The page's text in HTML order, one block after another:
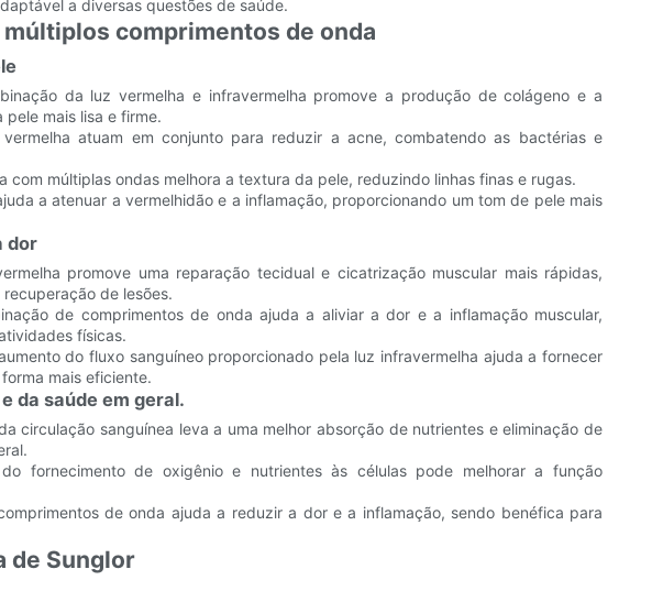
a diversas questões de saúde.
comprimentos de onda
da luz vermelha e infravermelha promove a produção de colágeno e a
pele mais lisa e firme.
atuam em conjunto para reduzir a acne, combatendo as bactérias e
com múltiplas ondas melhora a textura da pele, reduzindo linhas finas e rugas.
a atenuar a vermelhidão e a inflamação, proporcionando um tom de pele mais
dor
promove uma reparação tecidual e cicatrização muscular mais rápidas,
de lesões.
de comprimentos de onda ajuda a aliviar a dor e a inflamação muscular,
físicas.
do fluxo sanguíneo proporcionado pela luz infravermelha ajuda a fornecer
mais eficiente.
da saúde em geral.
circulação sanguínea leva a uma melhor absorção de nutrientes e eliminação de
fornecimento de oxigênio e nutrientes às células pode melhorar a função
de onda ajuda a reduzir a dor e a inflamação, sendo benéfica para
de Sunglor